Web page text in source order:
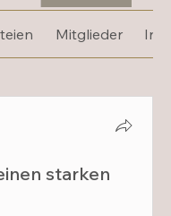
Mitglieder Info
starken